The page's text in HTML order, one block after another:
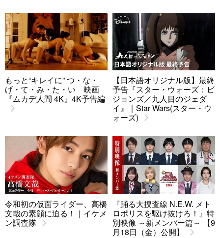
もっと“キレイに” つ・な・
げ・て・み・た・い 映画
『ムカデ人間 4K』4K予告編
【日本語オリジナル版】最終
予告『スター・ウォーズ：ビ
ジョンズ／九人目のジェダ
イ』｜Star Wars(スター・ウ
ォーズ)
令和初の仮面ライダー、高橋
文哉の素顔に迫る！｜イケメ
ン調査隊
『踊る大捜査線 N.E.W. メト
ロポリスを駆け抜けろ！』特
別映像 ～新メンバー篇～ 【9
月18日（金）公開】